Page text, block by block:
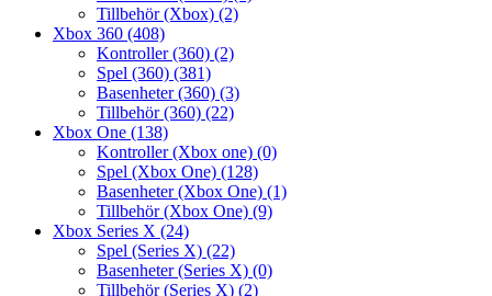
Tillbehör (Xbox) (2)
Xbox 360 (408)
Kontroller (360) (2)
Spel (360) (381)
Basenheter (360) (3)
Tillbehör (360) (22)
Xbox One (138)
Kontroller (Xbox one) (0)
Spel (Xbox One) (128)
Basenheter (Xbox One) (1)
Tillbehör (Xbox One) (9)
Xbox Series X (24)
Spel (Series X) (22)
Basenheter (Series X) (0)
Tillbehör (Series X) (2)